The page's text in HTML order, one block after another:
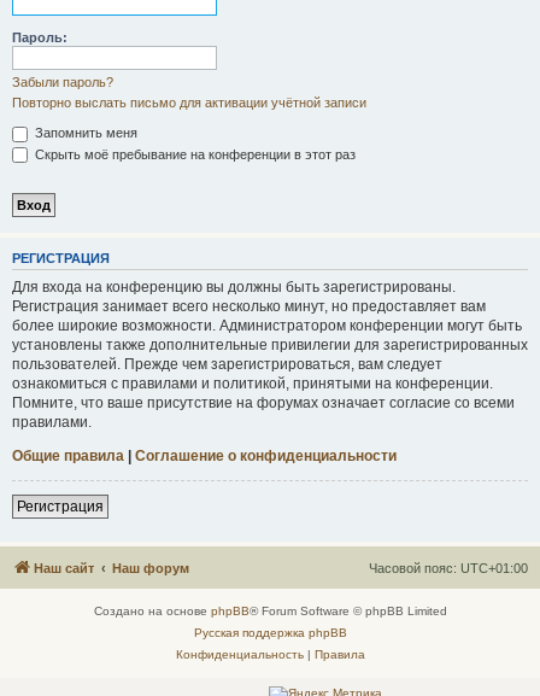
Пароль:
Забыли пароль?
Повторно выслать письмо для активации учётной записи
Запомнить меня
Скрыть моё пребывание на конференции в этот раз
РЕГИСТРАЦИЯ
Для входа на конференцию вы должны быть зарегистрированы.
Регистрация занимает всего несколько минут, но предоставляет вам
более широкие возможности. Администратором конференции могут быть
установлены также дополнительные привилегии для зарегистрированных
пользователей. Прежде чем зарегистрироваться, вам следует
ознакомиться с правилами и политикой, принятыми на конференции.
Помните, что ваше присутствие на форумах означает согласие со всеми
правилами.
Общие правила | Соглашение о конфиденциальности
Регистрация
Наш сайт Наш форум Часовой пояс: UTC+01:00
Создано на основе phpBB® Forum Software © phpBB Limited
Русская поддержка phpBB
Конфиденциальность| Правила